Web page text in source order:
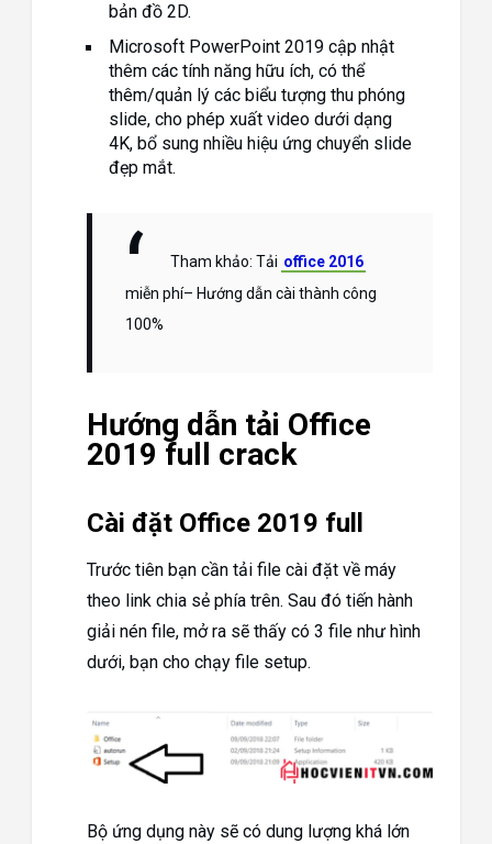
bản đồ 2D.
Microsoft PowerPoint 2019 cập nhật
thêm các tính năng hữu ích, có thể
thêm/quản lý các biểu tượng thu phóng
slide, cho phép xuất video dưới dạng
4K, bổ sung nhiều hiệu ứng chuyển slide
đẹp mắt.
Tham khảo: Tải office 2016
miễn phí– Hướng dẫn cài thành công
100%
Hướng dẫn tải Office
2019 full crack
Cài đặt Office 2019 full
Trước tiên bạn cần tải file cài đặt về máy
theo link chia sẻ phía trên. Sau đó tiến hành
giải nén file, mở ra sẽ thấy có 3 file như hình
dưới, bạn cho chạy file setup.
Bộ ứng dụng này sẽ có dung lượng khá lớn